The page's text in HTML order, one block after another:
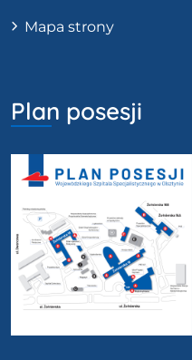
Mapa strony
Plan posesji